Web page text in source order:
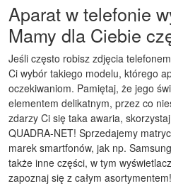
Aparat w telefonie
Mamy dla Ciebie
Jeśli często robisz zdjęcia
Ci wybór takiego modelu, którego
oczekiwaniom. Pamiętaj, że jego
elementem delikatnym, przez co
zdarzy Ci się taka awaria,
QUADRA-NET! Sprzedajemy
marek smartfonów, jak np.
także inne części, w tym
zapoznaj się z całym asortymentem!